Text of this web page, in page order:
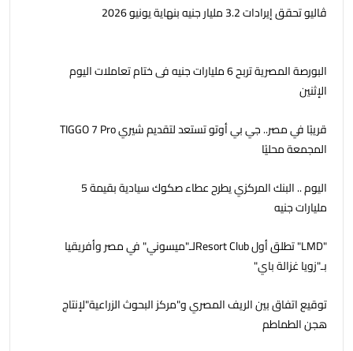
ڤاليو تحقق إيرادات 3.2 مليار جنيه بنهاية يونيو 2026
البورصة المصرية تربح 6 مليارات جنيه فى ختام تعاملات اليوم
الإثنين
قريبًا في مصر.. جي بي أوتو تستعد لتقديم شيري TIGGO 7 Pro
المجمعة محليًا
اليوم .. البنك المركزي يطرح عطاء صكوك سيادية بقيمة 5
مليارات جنيه
"LMD" تطلق أول Resort Clubلـ"ميسوني" في مصر وأفريقيا
بـ"زويا غزالة باي"
توقيع اتفاق بين الريف المصري و"مركز البحوث الزراعية"لإنتاج
هجن الطماطم